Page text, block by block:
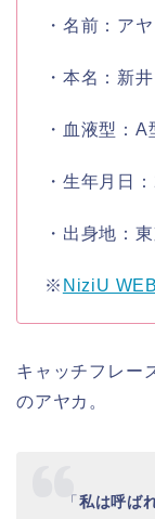
・名前： ア
・本名： 新
・血液型： A
・生年月日：
・出身地：
※ NiziU
キャッチフレー
のアヤカ 。
「 私は呼ば